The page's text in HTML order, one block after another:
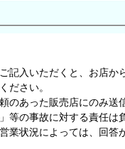
記入いただくと、お店
ださい。
のあった販売店にのみ
等の事故に対する責任は
業状況によっては、回